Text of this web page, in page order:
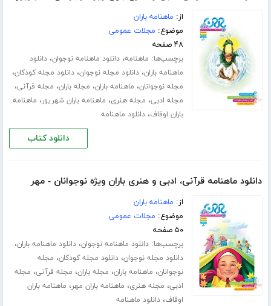
از: ماهنامه باران
موضوع: مجلات عمومی
۴۸ صفحه
برچسب‌ها: ماهنامه،دانلود ماهنامه نوجوان،دانلود
ماهنامه باران،دانلود مجله نوجوان،دانلود مجله کودکان،
مجله نوجوانان، ماهنامه باران، مجله باران، مجله قرآنی،
مجله ادبی، مجله هنری، ماهنامه باران شهریور، ماهنامه
باران اوقاف،دانلود ماهنامه
دانلود کتاب
دانلود ماهنامه قرآنی، ادبی و هنری باران ویژه نوجوانان - مهر
از: ماهنامه باران
موضوع: مجلات عمومی
۵۰ صفحه
برچسب‌ها:دانلود ماهنامه نوجوان،دانلود ماهنامه باران،
دانلود مجله نوجوان،دانلود مجله کودکان، مجله
نوجوانان، ماهنامه باران، مجله باران، مجله قرآنی، مجله
ادبی، مجله هنری، ماهنامه باران مهر، ماهنامه باران
اوقاف،دانلود ماهنامه